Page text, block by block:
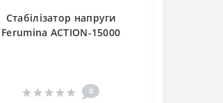
Стабілізатор напруги
Ferumina ACTION-15000
0